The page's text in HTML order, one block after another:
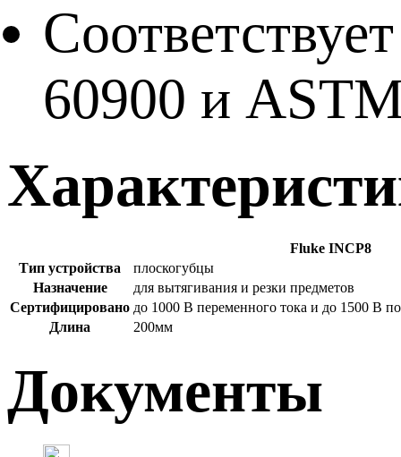
60900 и
Fluke INCP8
Тип устройства
плоскогубцы
Назначение
для вытягивания и резки предметов
Сертифицировано до 1000 В переменного тока и до 1500 В
Длина
200мм
Документы